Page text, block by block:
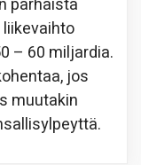
parhaista
– 60 miljardia.
jos
muutakin